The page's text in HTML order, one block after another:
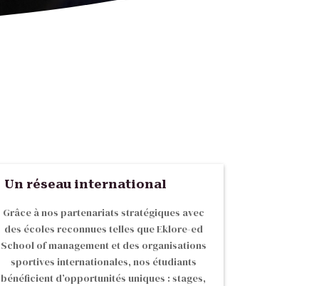
Un réseau international
Grâce à nos partenariats stratégiques avec
des écoles reconnues telles que Eklore-ed
School of management et des organisations
sportives internationales, nos étudiants
bénéficient d’opportunités uniques : stages,